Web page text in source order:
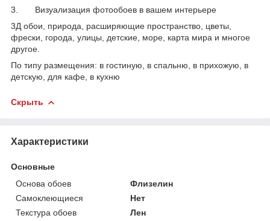
3. Визуализация фотообоев в вашем интерьере
3Д обои, природа, расширяющие пространство, цветы,
фрески, города, улицы, детские, море, карта мира и многое
другое.
По типу размещения: в гостиную, в спальню, в прихожую, в
детскую, для кафе, в кухню
Скрыть
Характеристики
Основные
Основа обоев
Флизелин
Самоклеющиеся
Нет
Текстура обоев
Лен